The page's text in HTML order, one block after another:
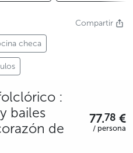
checa
Compartir
:
bailes
de
77.78 €
/ persona